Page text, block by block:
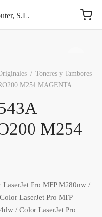
/ Toneres y Tambores
M254 MAGENTA
M254
Pro MFP M280nw /
LaserJet Pro MFP
/ Color LaserJet Pro